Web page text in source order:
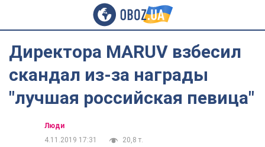
Директора MARUV взбесил
скандал из-за награды
"лучшая российская певица"
Люди
4.11.2019 17:31
20,8 т.